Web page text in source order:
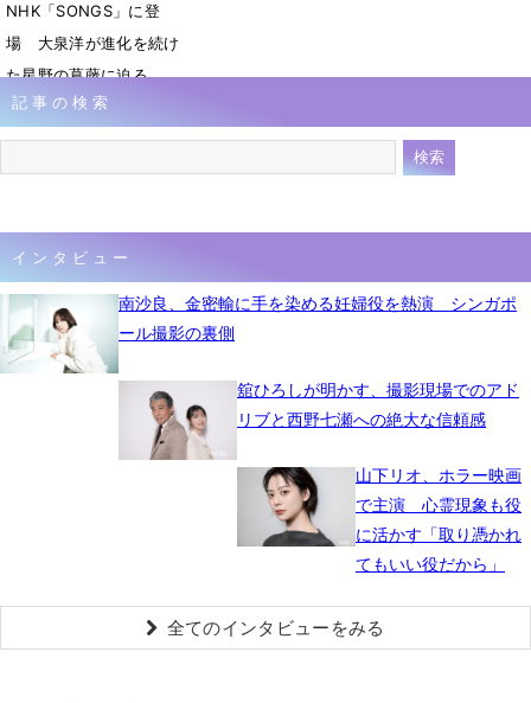
NHK「SONGS」に登
場 大泉洋が進化を続け
た星野の葛藤に迫る
5月8日 19時16分
記事の検索
インタビュー
南沙良、金密輸に手を染める妊婦役を熱演 シンガポ
ール撮影の裏側
舘ひろしが明かす、撮影現場でのアド
リブと西野七瀬への絶大な信頼感
山下リオ、ホラー映画
で主演 心霊現象も役
に活かす「取り憑かれ
てもいい役だから」
全てのインタビューをみる